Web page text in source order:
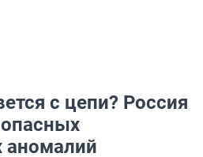
с цепи? Россия
опасных
аномалий